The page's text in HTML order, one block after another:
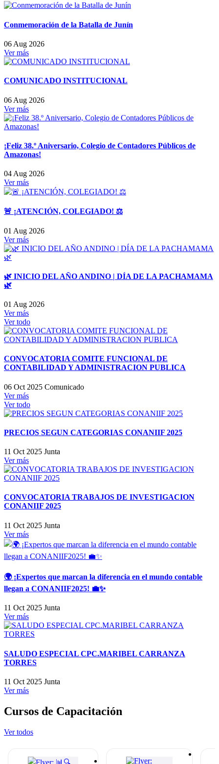
Conmemoración de la Batalla de Junín
06 Aug 2026
Ver más
COMUNICADO INSTITUCIONAL
06 Aug 2026
Ver más
¡Feliz 38.º Aniversario, Colegio de Contadores Públicos de
Amazonas!
04 Aug 2026
Ver más
🚨 ¡ATENCIÓN, COLEGIADO! ⚖️
01 Aug 2026
Ver más
🌿 INICIO DEL AÑO ANDINO | DÍA DE LA PACHAMAMA
🌿
01 Aug 2026
Ver más
Ver todo
CONVOCATORIA COMITE FUNCIONAL DE
CONTABILIDAD Y ADMINISTRACION PUBLICA
06 Oct 2025 Comunicado
Ver más
Ver todo
PRECIOS SEGUN CATEGORIAS CONANIIF 2025
11 Oct 2025 Junta
Ver más
CONVOCATORIA TRABAJOS DE INVESTIGACION
CONANIIF 2025
11 Oct 2025 Junta
Ver más
🌍 ¡Expertos que marcan la diferencia en el mundo contable
llegan a CONANIIF2025! 💼✨
11 Oct 2025 Junta
Ver más
SALUDO ESPECIAL CPC.MARIBEL CARRANZA
TORRES
11 Oct 2025 Junta
Ver más
Cursos de Capacitación
Ver todos